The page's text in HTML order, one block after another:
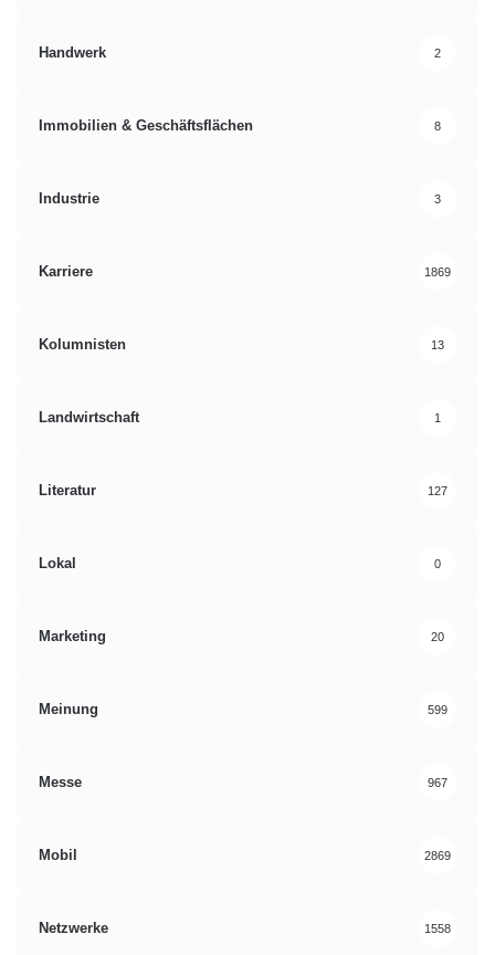
Handwerk 2
Immobilien & Geschäftsflächen 8
Industrie 3
Karriere 1869
Kolumnisten 13
Landwirtschaft 1
Literatur 127
Lokal 0
Marketing 20
Meinung 599
Messe 967
Mobil 2869
Netzwerke 1558